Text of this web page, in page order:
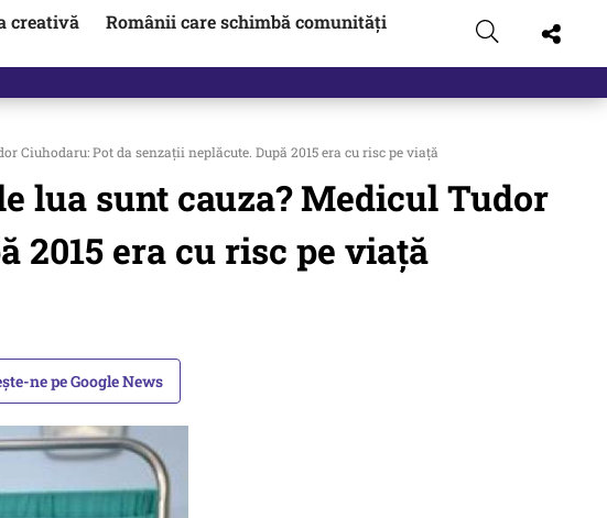
creativă
Românii care schimbă comunități
Ciuhodaru: Pot da senzații neplăcute. După 2015 era cu risc pe viață
lua sunt cauza? Medicul Tudor
2015 era cu risc pe viață
ne pe Google News